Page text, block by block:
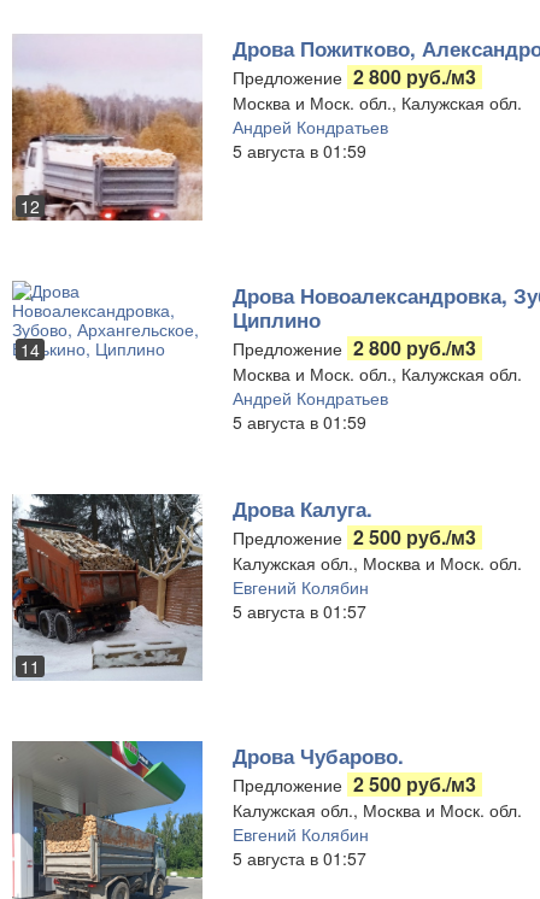
12
Дрова Пожитково,
Предложение 2 800 руб./м3
Москва и Моск. обл., Калужская обл.
Андрей Кондратьев
5 августа в 01:59
14
Дрова Новоалександровка,
Циплино
Предложение 2 800 руб./м3
Москва и Моск. обл., Калужская обл.
Андрей Кондратьев
5 августа в 01:59
11
Дрова Калуга.
Предложение 2 500 руб./м3
Калужская обл., Москва и Моск. обл.
Евгений Колябин
5 августа в 01:57
Дрова Чубарово.
Предложение 2 500 руб./м3
Калужская обл., Москва и Моск. обл.
Евгений Колябин
5 августа в 01:57